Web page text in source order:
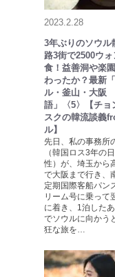
2023.2.28
3年ぶりのソウル
路3街で2500ウ
食！益善洞や楽
わったか？最新
ル・釜山・大阪
語」〈5〉【チョ
スクの韓流談義
ル】
先日、私の事務所
（韓国ロス3年の
性）が、埼玉から
で大阪まで行き、
定期国際客船パン
リーム号に乗って
に着き、1泊した
でソウルに向かう
狂な旅を…